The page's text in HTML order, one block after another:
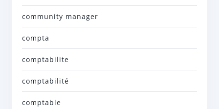
community manager
compta
comptabilite
comptabilité
comptable